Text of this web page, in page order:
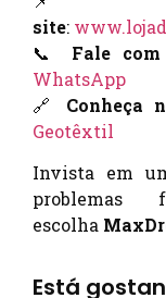
site:
📞 Fale
WhatsApp
🔗 Conheça
Geotêxtil
Invista em
problemas
escolha
Está